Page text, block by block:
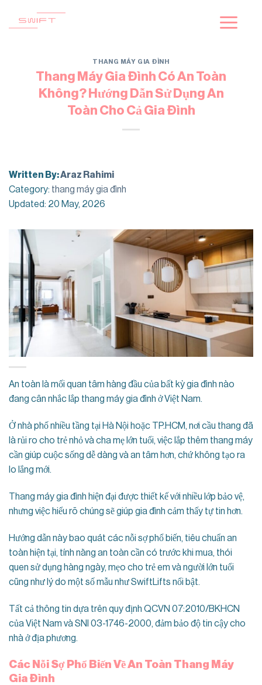
THANG MÁY GIA ĐÌNH
Thang Máy Gia Đình Có An Toàn
Không? Hướng Dẫn Sử Dụng An
Toàn Cho Cả Gia Đình
Written By:Araz Rahimi
Category: thang máy gia đình
Updated: 20 May, 2026
An toàn là mối quan tâm hàng đầu của bất kỳ gia đình nào
đang cân nhắc lắp thang máy gia đình ở Việt Nam.
Ở nhà phố nhiều tầng tại Hà Nội hoặc TP.HCM, nơi cầu thang đã
là rủi ro cho trẻ nhỏ và cha mẹ lớn tuổi, việc lắp thêm thang máy
cần giúp cuộc sống dễ dàng và an tâm hơn, chứ không tạo ra
lo lắng mới.
Thang máy gia đình hiện đại được thiết kế với nhiều lớp bảo vệ,
nhưng việc hiểu rõ chúng sẽ giúp gia đình cảm thấy tự tin hơn.
Hướng dẫn này bao quát các nỗi sợ phổ biến, tiêu chuẩn an
toàn hiện tại, tính năng an toàn cần có trước khi mua, thói
quen sử dụng hàng ngày, mẹo cho trẻ em và người lớn tuổi
cũng như lý do một số mẫu như SwiftLifts nổi bật.
Tất cả thông tin dựa trên quy định QCVN 07:2010/BKHCN
của Việt Nam và SNI 03-1746-2000, đảm bảo độ tin cậy cho
nhà ở địa phương.
Các Nỗi Sợ Phổ Biến Về An Toàn Thang Máy
Gia Đình